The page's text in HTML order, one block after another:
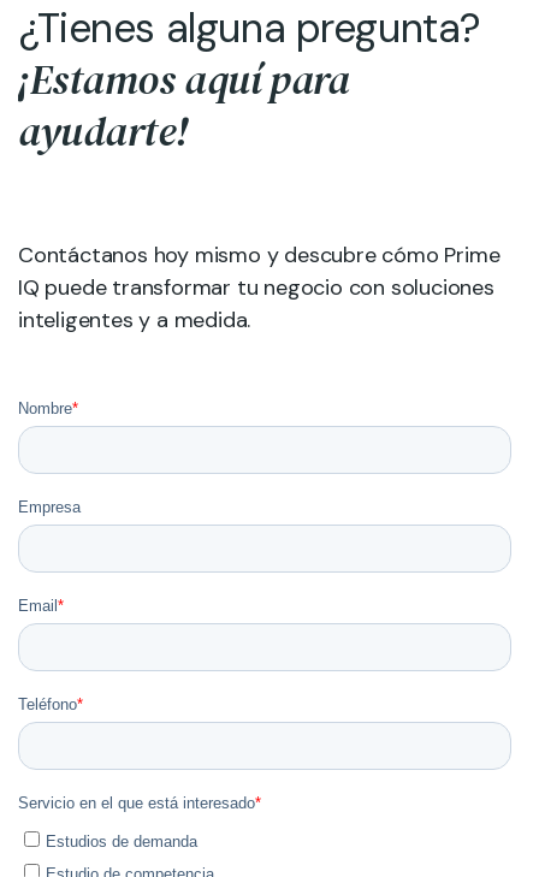
¿Tienes alguna pregunta?
¡Estamos aquí para
ayudarte!
Contáctanos hoy mismo y descubre cómo Prime
IQ puede transformar tu negocio con soluciones
inteligentes y a medida.